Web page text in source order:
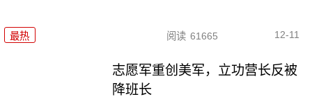
最热 阅读 61665 12-11
志愿军重创美军，立功营长反被
降班长